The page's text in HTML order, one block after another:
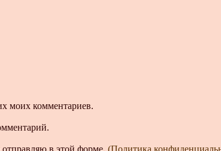
моих комментариев.